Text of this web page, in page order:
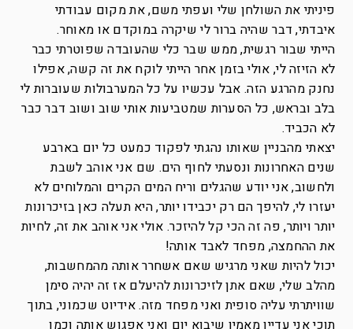
פיניתי את השולחן שלי ועפתי משם, את מקום עבודתי
איבדתי, דבר שהיה ברור לי שיקרה במוקדם או מאוחר.
הייתי שבור רגשית, ממש שבר כלי שהעובדה שפוטרתי כבר
לא הזיזה לי, אולי בזמן אחר הייתי לוקח את זה קשה, אפילו
נחנק מהרגע הזה. אבל עכשיו על כל המערבולות שעוברות לי
בלב ובראש, כל הסערות שמטביעות אותי שוב ושוב דבר כבר
לא הכביד.
יצאתי מהבניין שאותו נהגתי לפקוד כמעט כל יום בארבע
שנים האחרונות ונסעתי לחוף הים. שם אני אוהב לשבת
ולחשוב, אני יודע שהגלים וריח המים הקרים והמלוחים לא
יעזרו לי, להיפך הם רק יכבידו יותר, היא תעלה כאן בזיכרונות
יותר ויותר, פה זה הכי קל להיזכר. אולי אני אוהב את זה, לחיות
את ההחמצה, מפחד לאבד אותה!
יכול להיות שאני מרגיש שאם אשחרר אותה מהמחשבות,
מהלב שלי, שאם אתן לזיכרונות להיעלם אז זה יהיה סימן
שוויתרתי עליה סופית ואני מפחד מזה. אידיוט שכמוני, בתוך
תוכי אני עדיין מאמין שיבוא יום ואני אפגוש אותה וכמו